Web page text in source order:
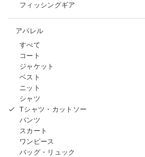
フィッシングギア
アパレル
すべて
コート
ジャケット
ベスト
ニット
シャツ
Tシャツ・カットソー
パンツ
スカート
ワンピース
バッグ・リュック